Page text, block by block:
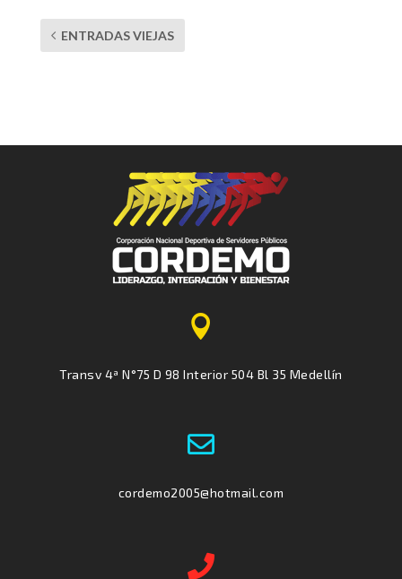
ENTRADAS VIEJAS

Transv 4ª N°75 D 98 Interior 504 Bl 35 Medellín

cordemo2005@hotmail.com
